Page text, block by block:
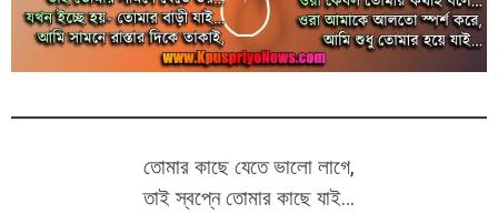
তোমার কাছে যেতে ভালো লাগে,
তাই স্বপ্নে তোমার কাছে যাই…